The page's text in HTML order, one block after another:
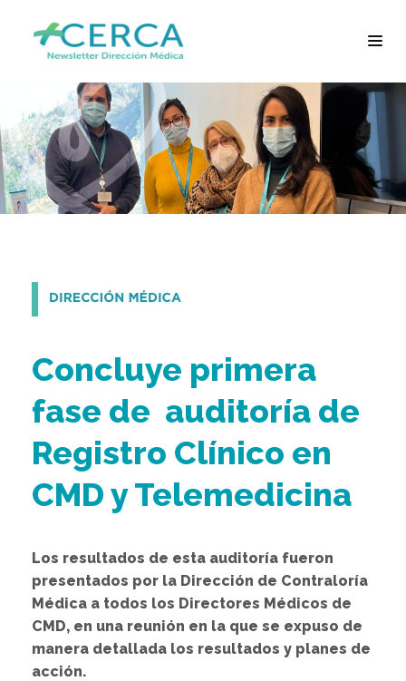
Concluye primera
fase de auditoría de
Registro Clínico en
CMD y Telemedicina
Los resultados de esta auditoría fueron
presentados por la Dirección de Contraloría
Médica a todos los Directores Médicos de
CMD, en una reunión en la que se expuso de
manera detallada los resultados y planes de
acción.